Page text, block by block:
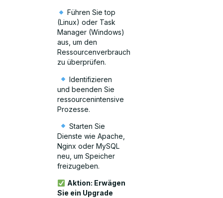
Führen Sie top
(Linux) oder Task
Manager (Windows)
aus, um den
Ressourcenverbrauch
zu überprüfen.
Identifizieren
und beenden Sie
ressourcenintensive
Prozesse.
Starten Sie
Dienste wie Apache,
Nginx oder MySQL
neu, um Speicher
freizugeben.
Aktion: Erwägen
Sie ein Upgrade